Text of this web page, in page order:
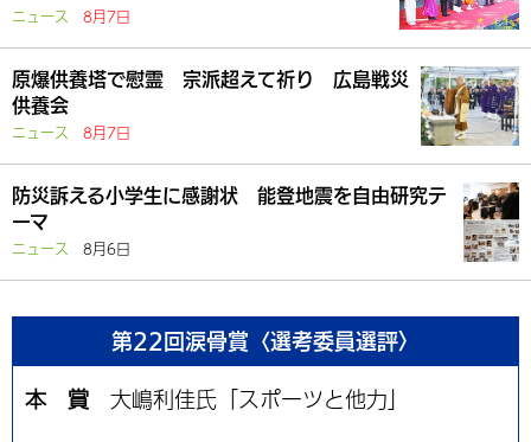
ニュース 8月7日
原爆供養塔で慰霊 宗派超えて祈り 広島戦災
供養会
ニュース 8月7日
防災訴える小学生に感謝状 能登地震を自由研究テ
ーマ
ニュース 8月6日
第22回涙骨賞〈選考委員選評〉
本 賞 大嶋利佳氏「スポーツと他力」